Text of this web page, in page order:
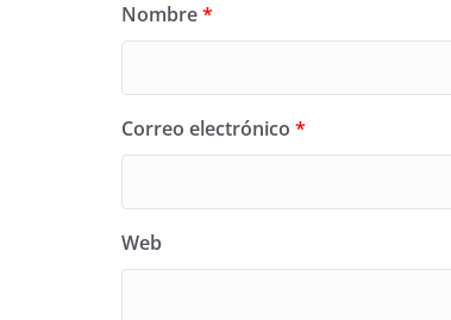
Nombre*
Correo electrónico *
Web